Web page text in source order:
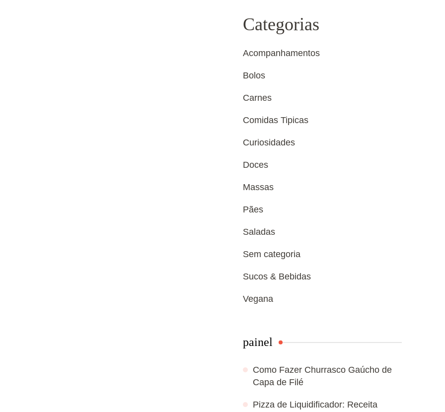
Categorias
Acompanhamentos
Bolos
Carnes
Comidas Tipicas
Curiosidades
Doces
Massas
Pães
Saladas
Sem categoria
Sucos & Bebidas
Vegana
painel
Como Fazer Churrasco Gaúcho de
Capa de Filé
Pizza de Liquidificador: Receita